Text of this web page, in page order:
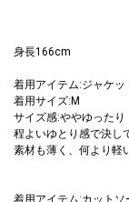
身長166cm
着用アイテム:ジャケッ
着用サイズ:M
サイズ感:ややゆったり
程よいゆとり感で決し
素材も薄く、何より軽
着用アイテム:カットソ